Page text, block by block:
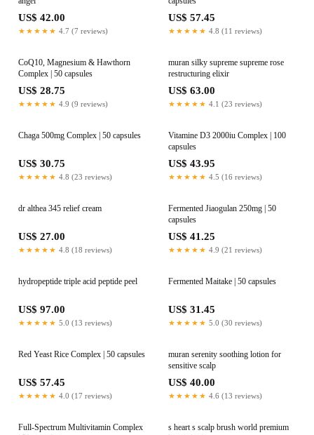
US$ 42.00
★★★★★ 4.7 (7 reviews)
US$ 57.45
★★★★★ 4.8 (11 reviews)
CoQ10, Magnesium & Hawthorn
Complex | 50 capsules
US$ 28.75
★★★★★ 4.9 (9 reviews)
muran silky supreme supreme rose
restructuring elixir
US$ 63.00
★★★★★ 4.1 (23 reviews)
Chaga 500mg Complex | 50 capsules
US$ 30.75
★★★★★ 4.8 (23 reviews)
Vitamine D3 2000iu Complex | 100
capsules
US$ 43.95
★★★★★ 4.5 (16 reviews)
dr althea 345 relief cream
US$ 27.00
★★★★★ 4.8 (18 reviews)
Fermented Jiaogulan 250mg | 50
capsules
US$ 41.25
★★★★★ 4.9 (21 reviews)
hydropeptide triple acid peptide peel
US$ 97.00
★★★★★ 5.0 (13 reviews)
Fermented Maitake | 50 capsules
US$ 31.45
★★★★★ 5.0 (30 reviews)
Red Yeast Rice Complex | 50 capsules
US$ 57.45
★★★★★ 4.0 (17 reviews)
muran serenity soothing lotion for
sensitive scalp
US$ 40.00
★★★★★ 4.6 (13 reviews)
Full-Spectrum Multivitamin Complex
s heart s scalp brush world premium